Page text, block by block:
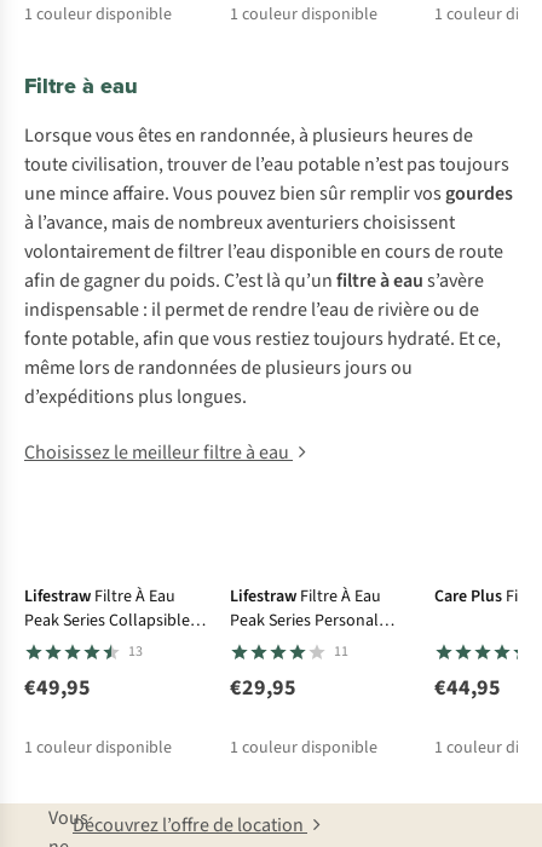
1 couleur disponible 1 couleur disponible 1 couleur
Filtre à eau
Lorsque vous êtes en randonnée, à plusieurs heures de
toute civilisation, trouver de l’eau potable n’est pas toujours
une mince affaire. Vous pouvez bien sûr remplir vos gourdes
à l’avance, mais de nombreux aventuriers choisissent
volontairement de filtrer l’eau disponible en cours de route
afin de gagner du poids. C’est là qu’unfiltre à eaus’avère
indispensable : il permet de rendre l’eau de rivière ou de
fonte potable, afin que vous restiez toujours hydraté. Et ce,
même lors de randonnées de plusieurs jours ou
d’expéditions plus longues.
Choisissez le meilleur filtre à eau
Lifestraw Filtre À Eau
Peak Series Collapsible
Squeeze Bottle 1L
13
€49,95
1 couleur disponible
Lifestraw Filtre À Eau
Peak Series Personal
Water Filter Straw
11
€29,95
1 couleur disponible
Care Plus
€44,95
1 couleur
VousDécouvrez l’offre de location